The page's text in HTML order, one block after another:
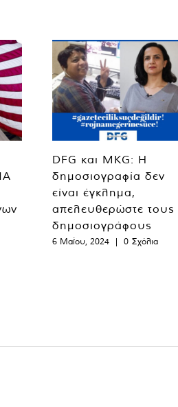
DFG και MKG: Η
δημοσιογραφία δεν
είναι έγκλημα,
απελευθερώστε τους
δημοσιογράφους
6 Μαΐου, 2024 | 0 Σχόλια